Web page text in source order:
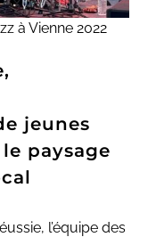
à Vienne 2022
jeunes
paysage
l’équipe des